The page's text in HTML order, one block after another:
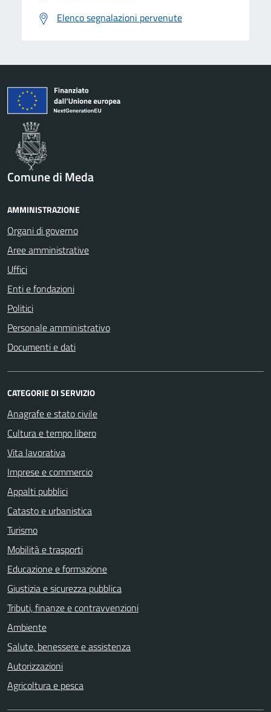
Elenco segnalazioni pervenute
Comune di Meda
AMMINISTRAZIONE
Organi di governo
Aree amministrative
Uffici
Enti e fondazioni
Politici
Personale amministrativo
Documenti e dati
CATEGORIE DI SERVIZIO
Anagrafe e stato civile
Cultura e tempo libero
Vita lavorativa
Imprese e commercio
Appalti pubblici
Catasto e urbanistica
Turismo
Mobilità e trasporti
Educazione e formazione
Giustizia e sicurezza pubblica
Tributi, finanze e contravvenzioni
Ambiente
Salute, benessere e assistenza
Autorizzazioni
Agricoltura e pesca